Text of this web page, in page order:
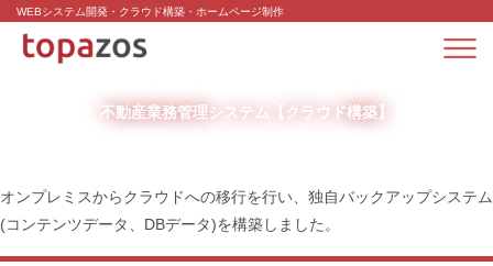
WEBシステム開発・クラウド構築・ホームページ制作
不動産業務管理システム【クラウド構築】
オンプレミスからクラウドへの移行を行い、独自バックアップシステム
(コンテンツデータ、DBデータ)を構築しました。